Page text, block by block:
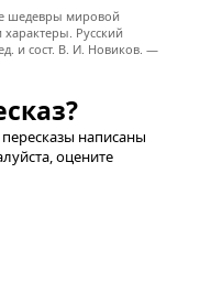
шедевры мировой
Русский
и сост. В. И. Новиков. —
написаны
оцените